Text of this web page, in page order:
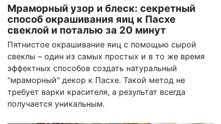
Мраморный узор и блеск: секретный
способ окрашивания яиц к Пасхе
свеклой и поталью за 20 минут
Пятнистое окрашивание яиц с помощью сырой
свеклы – один из самых простых и в то же время
эффектных способов создать натуральный
"мраморный" декор к Пасхе. Такой метод не
требует варки красителя, а результат всегда
получается уникальным.